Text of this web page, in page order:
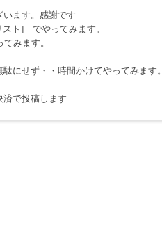
います。感謝です
ト] でやってみます。
みます。
にせず・・時間かけてやってみます。
済で投稿します